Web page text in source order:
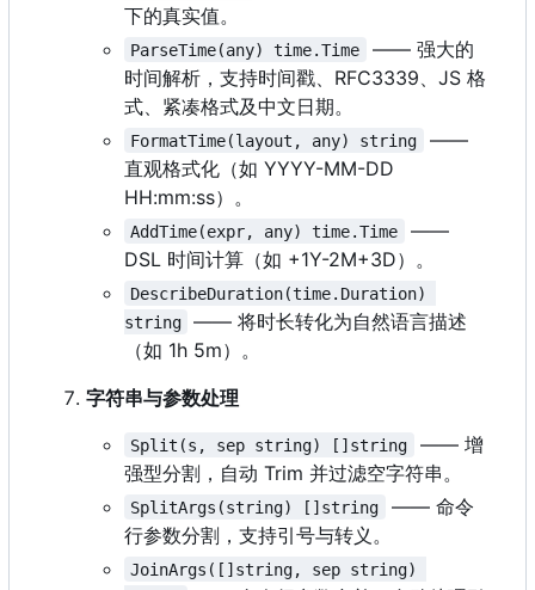
下的真实值。
ParseTime(any) time.Time
—— 强大的
时间解析 ， 支持时间戳、RFC3339、JS 格
式、紧凑格式及中文日期。
FormatTime(layout, any) string
——
直观格式化（如 YYYY-MM-DD
HH:mm:ss） 。
AddTime(expr, any) time.Time
——
DSL 时间计算（如 +1Y-2M+3D） 。
DescribeDuration(time.Duration)
string
—— 将时长转化为自然语言描述
（如 1h 5m） 。
字符串与参数处理
Split(s, sep string) []string
—— 增
强型分割，自动 Trim 并过滤空字符串。
SplitArgs(string) []string
—— 命令
行参数分割，支持引号与转义。
JoinArgs([]string, sep string)